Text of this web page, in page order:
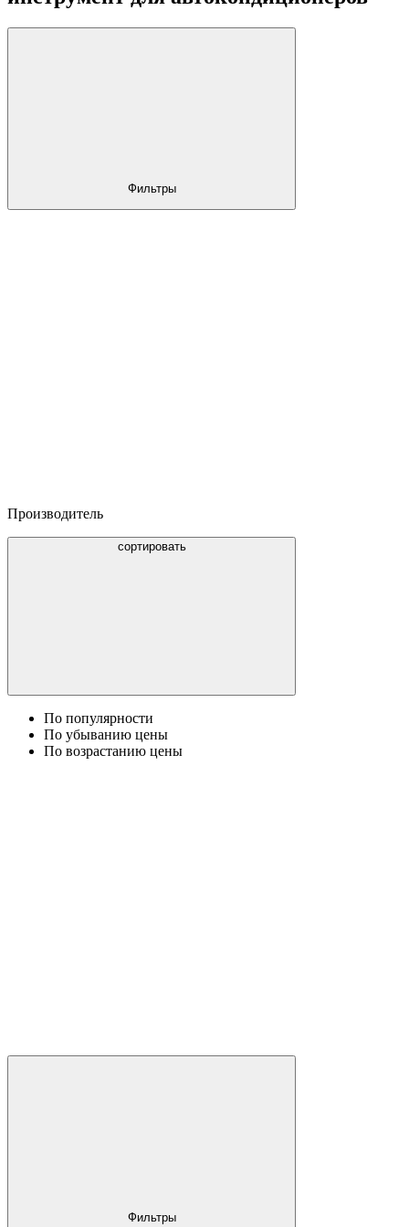
Фильтры
Производитель
сортировать
По популярности
По убыванию цены
По возрастанию цены
Фильтры